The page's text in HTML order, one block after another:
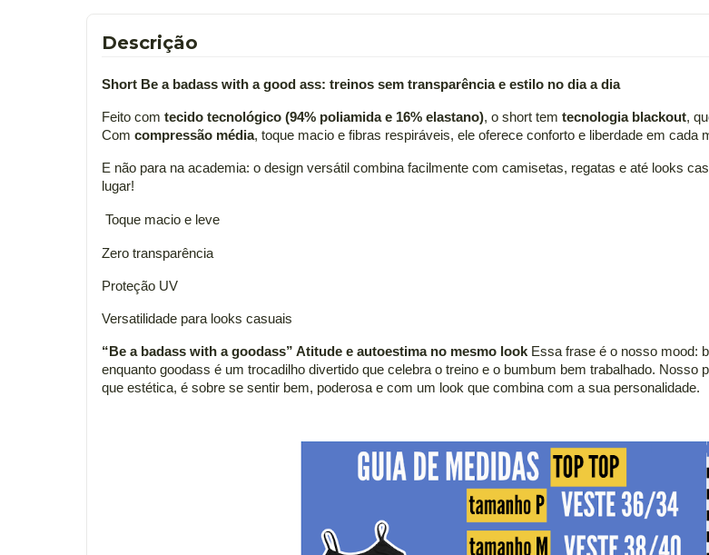
Descrição
Short Be a badass with a good ass: treinos sem transparência e estilo no dia a dia
Feito com tecido tecnológico (94% poliamida e 16% elastano), o short tem tecnologia blackout,
Com compressão média, toque macio e fibras respiráveis, ele oferece conforto e liberdade em cada
E não para na academia: o design versátil combina facilmente com camisetas, regatas e até looks
lugar!
Toque macio e leve
Zero transparência
Proteção UV
Versatilidade para looks casuais
“Be a badass with a goodass” Atitude e autoestima no mesmo look Essa frase é o nosso mood:
enquanto goodass é um trocadilho divertido que celebra o treino e o bumbum bem trabalhado.
que estética, é sobre se sentir bem, poderosa e com um look que combina com a sua personalidade.